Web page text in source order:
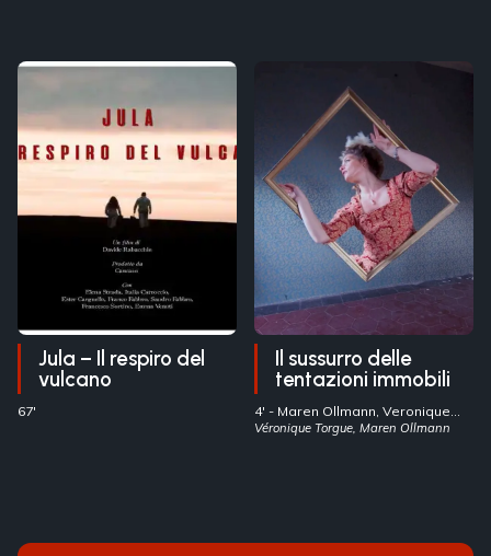
Jula – Il respiro del
vulcano
67'
Il sussurro delle
tentazioni immobili
4' - Maren Ollmann, Veronique
Torgue
- Italia
Véronique Torgue, Maren Ollmann